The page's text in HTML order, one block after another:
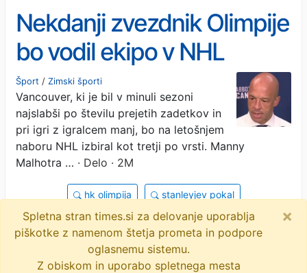
Nekdanji zvezdnik Olimpije
bo vodil ekipo v NHL
Šport / Zimski športi
Vancouver, ki je bil v minuli sezoni
najslabši po številu prejetih zadetkov in
pri igri z igralcem manj, bo na letošnjem
naboru NHL izbiral kot tretji po vrsti. Manny
Malhotra … · Delo · 2M
hk olimpija stanleyjev pokal
vancouver canucks manny malhotra
liga nhl nhl objavi
Spletna stran times.si za delovanje uporablja
piškotke z namenom štetja prometa in podpore
oglasnemu sistemu.
Z obiskom in uporabo spletnega mesta
×